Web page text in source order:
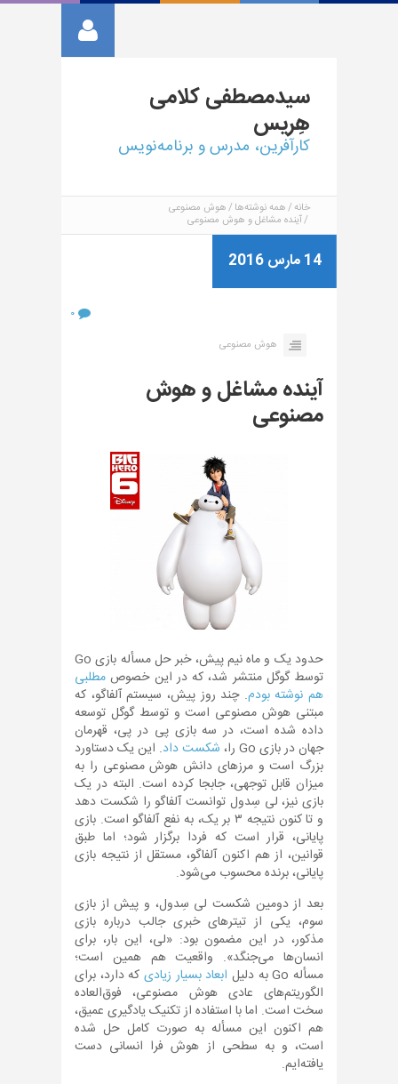
سیدمصطفیکلامی
هِریس
کارآفرین، مدرس و برنامه‌نویس
خانه همه نوشته‌ها هوش مصنوعی
آینده مشاغل و هوش مصنوعی
14 مارس 2016
۰
هوش مصنوعی
آینده مشاغل و هوش
مصنوعی
حدود یک و ماه نیم پیش، خبر حل مسأله بازی Go
توسط گوگل منتشر شد، که در این خصوص مطلبی
هم نوشته بودم. چند روز پیش، سیستم آلفاگو، که
مبتنی هوش مصنوعی است و توسط گوگل توسعه
داده شده است، در سه بازی پی در پی، قهرمان
جهان در بازی Go را،
شکست داد. این یک دستاورد
بزرگ است و مرزهای دانش هوش مصنوعی را به
میزان قابل توجهی، جابجا کرده است. البته در یک
بازی نیز، لی سِدول توانست آلفاگو را شکست دهد
و تا کنون نتیجه ۳ بر یک، به نفع آلفاگو است. بازی
پایانی، قرار است که فردا برگزار شود؛ اما طبق
قوانین، از هم اکنون آلفاگو، مستقل از نتیجه بازی
پایانی، برنده محسوب می‌شود.
بعد از دومین شکست لی سِدول، و پیش از بازی
سوم، یکی از تیترهای خبری جالب درباره بازی
مذکور، در این مضمون بود: «لی، این بار، برای
انسان‌ها می‌جنگد». واقعیت هم همین است؛
مسأله Go به دلیل
ابعاد بسیار زیادی که دارد، برای
الگوریتم‌های عادی هوش مصنوعی، فوق‌العاده
سخت است. اما با استفاده از تکنیک یادگیری عمیق،
هم اکنون این مسأله به صورت کامل حل شده
است، و به سطحی از هوش فرا انسانی دست
یافته‌ایم.